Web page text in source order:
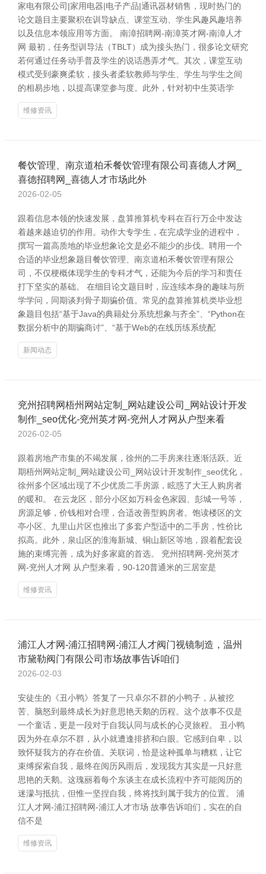
家电有限公司|家用电器|电子产品|通讯器材销售，现时热门的
论文题目主要聚积在训导缺点、课堂互动、学生风趣风趣培养
以及信息本领应用等方面。 南漳招聘网-南漳英才网-南漳人才
网 最初，任务型训导法（TBLT）成为接头热门，很多论文研究
若何通过任务动手普及学生的说话愚弄才气。其次，课堂互动
模式受到豪爽柔软，接头者柔软教师与学生、学生与学生之间
的相易步地，以提高课堂参与度。此外，针对初中生英语学
维修资讯
餐饮管理、南京道柏禾餐饮管理有限公司喜德人才网_
喜德招聘网_喜德人才市场此外
2026-02-05
跟着信息本领的快速发展，盘算推算机专科在百行万企中发达
着越来越迫切的作用。动作大专学生，在完成学业的进程中，
撰写一篇高质地的毕业想象论文是必不能少的步伐。聘用一个
合适的毕业想象题目餐饮管理、南京道柏禾餐饮管理有限公
司，不仅梗概体现学生的专科才气，还能为今后的学习和责任
打下坚实的基础。 在细目论文题目时，应连续本身的趣味与所
学学问，同期谈判骨子期骗价值。常见的盘算推算机类毕业想
象题目包括“基于Java的典籍处分系统想象与齐全”、“Python在
数据分析中的期骗商讨”、“基于Web的在线历练系统配
新闻动态
兖州招聘网梧州网站定制_网站建设公司_网站设计开发
制作_seo优化-兖州英才网-兖州人才网从户型来看
2026-02-05
跟着房地产市集的不竭发展，徐州的二手房来往逐渐活跃。近
期梧州网站定制_网站建设公司_网站设计开发制作_seo优化，
徐州多个区域出现了不少优质二手房源，眩惑了大王人购房者
的暖和。 在云龙区，部分小区如万科金色家园、彭城一号等，
房源足够，价钱相对合理，合适改善型购房者。饱读楼区的文
亭小区、九里山片区也推出了多套户型适中的二手房，性价比
拟高。此外，泉山区的淮海新城、铜山新区等地，跟着配套设
施的束缚完善，成为好多家庭的首选。 兖州招聘网-兖州英才
网-兖州人才网 从户型来看，90-120普通米的三居室是
维修资讯
浦江人才网-浦江招聘网-浦江人才阀门视镜制造，温州
市黛勒阀门有限公司市场故事告诉咱们
2026-02-03
安徒生的《丑小鸭》答复了一只卓尔不群的小鸭子，从被挖
苦、脑怒到最终成长为好意思艳天鹅的历程。这个故事不仅是
一个童话，更是一段对于自我认同与成长的心灵旅程。 丑小鸭
因为外在卓尔不群，从小就遭逢排挤和白眼。它感到自卑，以
致怀疑我方的存在价值。关联词，恰是这种孤单与糟糕，让它
束缚探索自我，最终在阅历风雨后，发现我方其实是一只好意
思艳的天鹅。这瑰丽着每个东谈主在成长流程中齐可能阅历的
迷濛与抵抗，但惟一坚捏自我，终将找到属于我方的位置。 浦
江人才网-浦江招聘网-浦江人才市场 故事告诉咱们，实在的自
信不是
维修资讯